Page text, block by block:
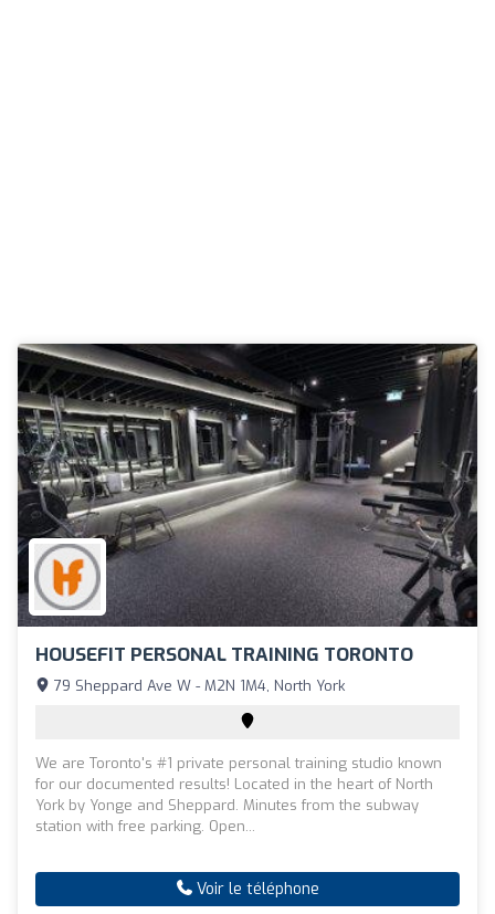
HOUSEFIT PERSONAL TRAINING TORONTO
79 Sheppard Ave W - M2N 1M4, North York
We are Toronto's #1 private personal training studio known
for our documented results! Located in the heart of North
York by Yonge and Sheppard. Minutes from the subway
station with free parking. Open...
Voir le téléphone